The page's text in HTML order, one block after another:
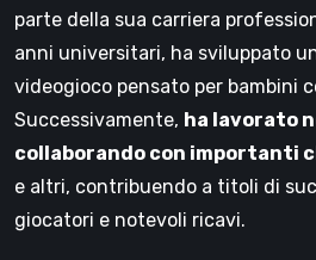
parte della sua carriera
anni universitari, ha sviluppato
videogioco pensato per bambini
Successivamente, ha lavorato
collaborando con importanti
e altri, contribuendo a titoli di
giocatori e notevoli ricavi.